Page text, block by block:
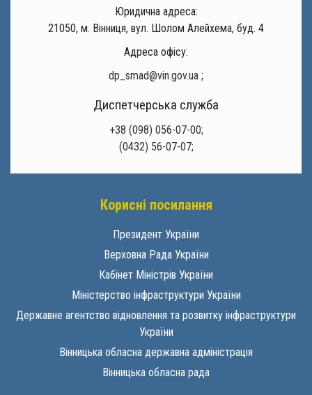
Юридична адреса:
21050, м. Вінниця, вул. Шолом Алейхема, буд. 4
Адреса офісу:
dp_smad@vin.gov.ua ;
Диспетчерська служба
+38 (098) 056-07-00;
(0432) 56-07-07;
Корисні посилання
Президент України
Верховна Рада України
Кабінет Міністрів України
Міністерство інфраструктури України
Державне агентство відновлення та розвитку інфраструктури
України
Вінницька обласна державна адміністрація
Вінницька обласна рада